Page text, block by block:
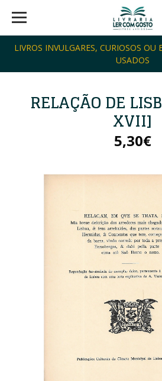
LIVROS INVULGARES, CURIOSOS OU
USADOS
RELAÇÃO DE
XVII]
5,30€